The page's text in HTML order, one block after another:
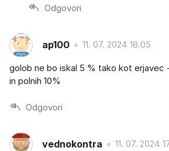
Odgovori
ap100 11. 07. 2024 18.05
golob ne bo iskal 5 % tako kot erjavec
in polnih 10%
Odgovori
vednokontra 11. 07. 2024